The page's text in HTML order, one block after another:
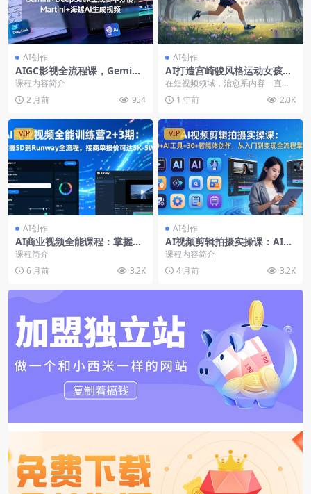
AI创作
AIGC影视全流程课，Gemini
+DeepSeek生成剧本分镜视频
生成后期剪辑一站式AI影视制
作
课程内容简介
2 月前
954
AI创作
AI打造宫崎骏风格运动女孩视
频：轻松接商单，玩转短视频
流量【PDF文档】
在短视频领域，治愈系内容一直备
受用户喜爱。最近，我发现了一个
超有潜力的AI副业赛...
1 年前 2.0K
VIP
AI创作
AI商业视频全能课程：掌握SD
到Runway全流程，接商单报
价可达5K-5W
课程简介
6 月前
3.2K
VIP
AI创作
AI视频剪辑拍摄实操课：AI工
具+智能体创作，从入门到变
现全流程
课程内容简介
4 月前
3.2K